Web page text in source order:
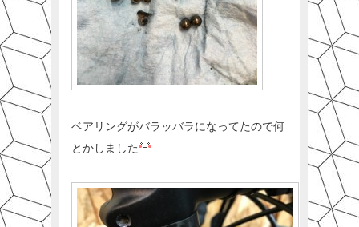
ベアリングがバラッバラになってたので何
とかしました